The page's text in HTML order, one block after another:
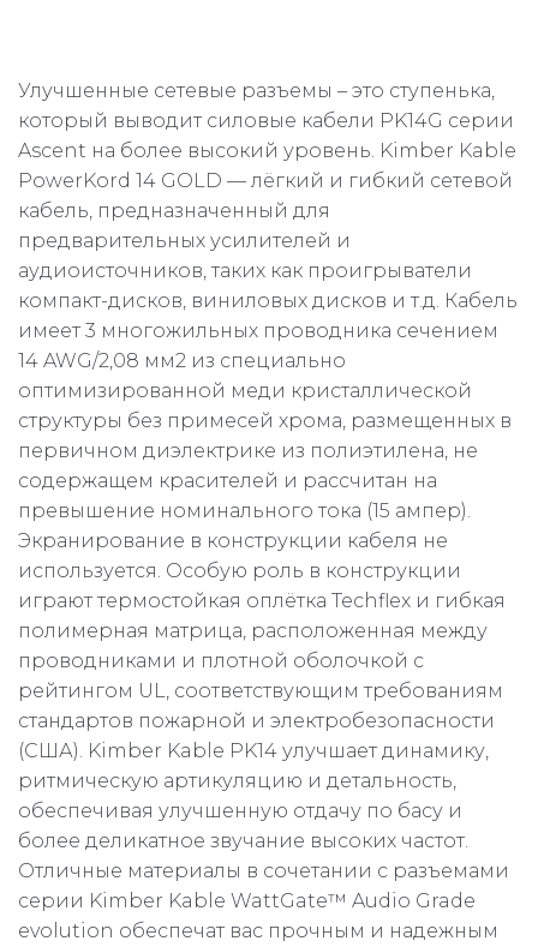
Улучшенные сетевые разъемы – это ступенька,
который выводит силовые кабели PK14G серии
Ascent на более высокий уровень. Kimber Kable
PowerKord 14 GOLD — лёгкий и гибкий сетевой
кабель, предназначенный для
предварительных усилителей и
аудиоисточников, таких как проигрыватели
компакт-дисков, виниловых дисков и т.д. Кабель
имеет 3 многожильных проводника сечением
14 AWG/2,08 мм2 из специально
оптимизированной меди кристаллической
структуры без примесей хрома, размещенных в
первичном диэлектрике из полиэтилена, не
содержащем красителей и рассчитан на
превышение номинального тока (15 ампер).
Экранирование в конструкции кабеля не
используется. Особую роль в конструкции
играют термостойкая оплётка Techflex и гибкая
полимерная матрица, расположенная между
проводниками и плотной оболочкой с
рейтингом UL, соответствующим требованиям
стандартов пожарной и электробезопасности
(США). Kimber Kable PK14 улучшает динамику,
ритмическую артикуляцию и детальность,
обеспечивая улучшенную отдачу по басу и
более деликатное звучание высоких частот.
Отличные материалы в сочетании с разъемами
серии Kimber Kable WattGate™ Audio Grade
evolution обеспечат вас прочным и надежным